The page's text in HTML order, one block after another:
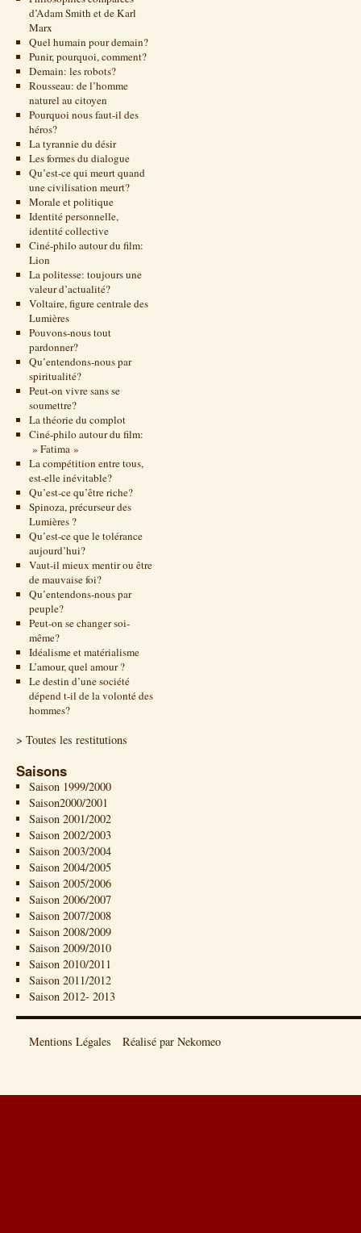
d’Adam Smith et de Karl
Marx
Quel humain pour demain?
Punir, pourquoi, comment?
Demain: les robots?
Rousseau: de l’homme
naturel au citoyen
Pourquoi nous faut-il des
héros?
La tyrannie du désir
Les formes du dialogue
Qu’est-ce qui meurt quand
une civilisation meurt?
Morale et politique
Identité personnelle,
identité collective
Ciné-philo autour du film:
Lion
La politesse: toujours une
valeur d’actualité?
Voltaire, figure centrale des
Lumières
Pouvons-nous tout
pardonner?
Qu’entendons-nous par
spiritualité?
Peut-on vivre sans se
soumettre?
La théorie du complot
Ciné-philo autour du film:
» Fatima »
La compétition entre tous,
est-elle inévitable?
Qu’est-ce qu’être riche?
Spinoza, précurseur des
Lumières ?
Qu’est-ce que le tolérance
aujourd’hui?
Vaut-il mieux mentir ou être
de mauvaise foi?
Qu’entendons-nous par
peuple?
Peut-on se changer soi-
même?
Idéalisme et matérialisme
L’amour, quel amour ?
Le destin d’une société
dépend t-il de la volonté des
hommes?
> Toutes les restitutions
Saisons
Saison 1999/2000
Saison2000/2001
Saison 2001/2002
Saison 2002/2003
Saison 2003/2004
Saison 2004/2005
Saison 2005/2006
Saison 2006/2007
Saison 2007/2008
Saison 2008/2009
Saison 2009/2010
Saison 2010/2011
Saison 2011/2012
Saison 2012- 2013
Mentions Légales Réalisé par Nekomeo